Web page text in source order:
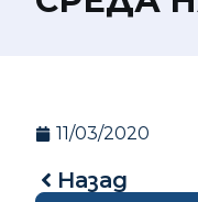
11/03/2020
Назад